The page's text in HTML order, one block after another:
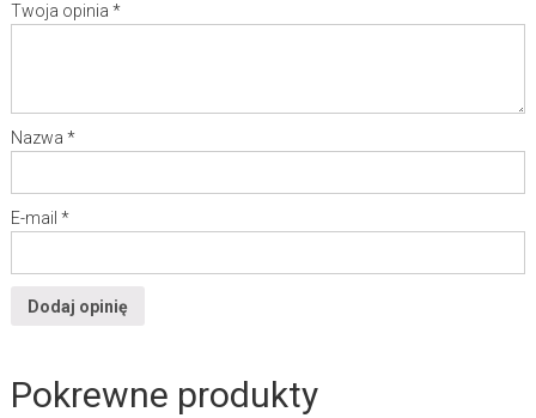
Twoja opinia *
Nazwa *
E-mail *
Pokrewne produkty